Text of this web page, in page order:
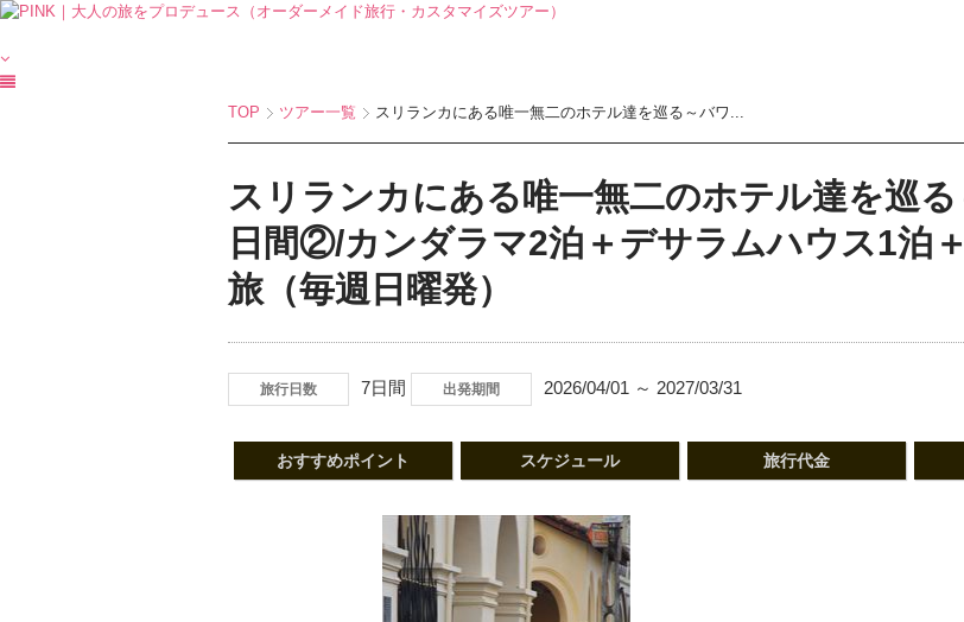
TOP
ツアー一覧 スリランカにある唯一無二のホテル達を巡る～バワ...
スリランカにある唯一無二のホテル達を巡
日間②/カンダラマ2泊＋デサラムハウス1泊
旅（毎週日曜発）
旅行日数 7日間 出発期間 2026/04/01 ～ 2027/03/31
おすすめポイント スケジュール 旅行代金